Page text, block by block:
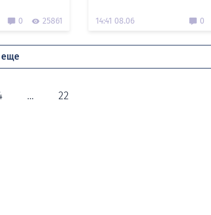
0 25861 14:41 08.06 0
еще
… 22